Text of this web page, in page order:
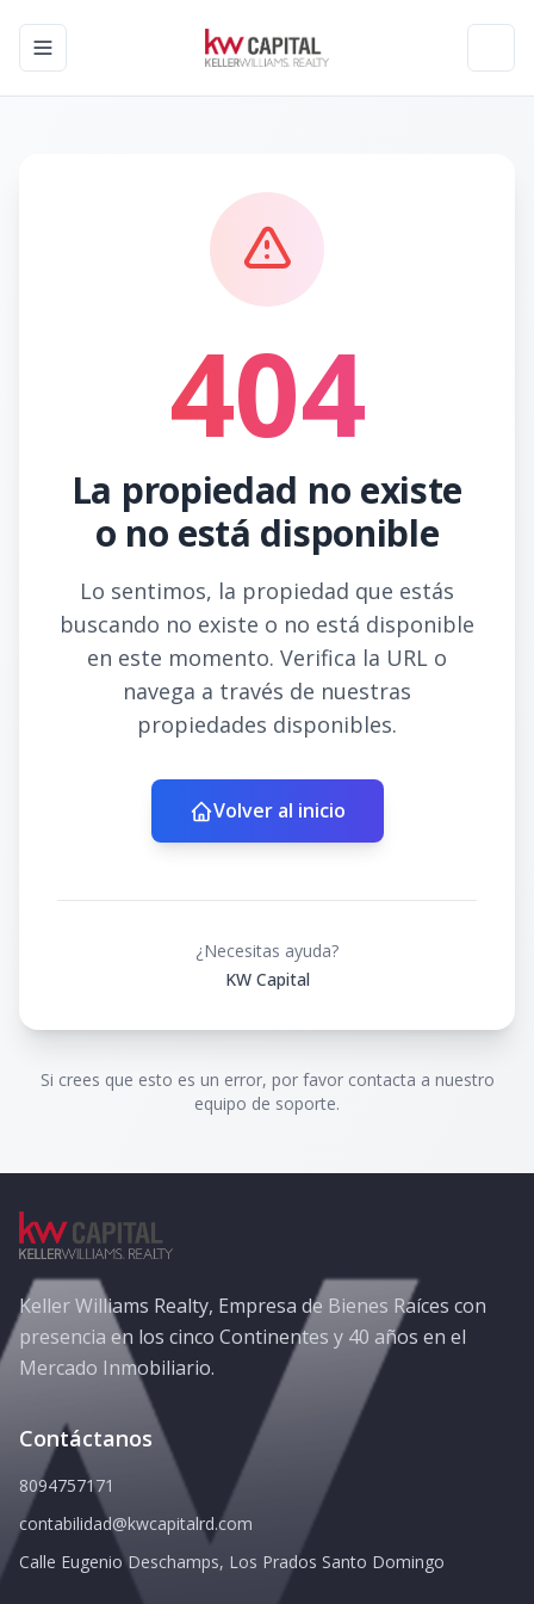
Toggle navigation menu
404
La propiedad no existe
o no está disponible
Lo sentimos, la propiedad que estás
buscando no existe o no está disponible
en este momento. Verifica la URL o
navega a través de nuestras
propiedades disponibles.
Volver al inicio
¿Necesitas ayuda?
KW Capital
Si crees que esto es un error, por favor contacta a nuestro
equipo de soporte.
Keller Williams Realty, Empresa de Bienes Raíces con
presencia en los cinco Continentes y 40 años en el
Mercado Inmobiliario.
Contáctanos
8094757171
contabilidad@kwcapitalrd.com
Calle Eugenio Deschamps, Los Prados Santo Domingo